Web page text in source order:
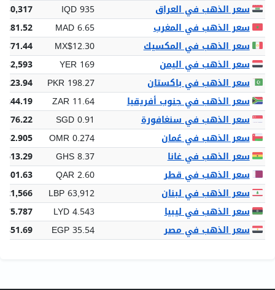
سعر الذهب في العراق
IQD 935
سعر الذهب في المغرب
MAD 6.65
سعر الذهب في المكسيك
MX$12.30
سعر الذهب في اليمن
YER 169
32,593
سعر الذهب في باكستان
PKR 198.27
سعر الذهب في جنوب أفريقيا
ZAR 11.64
سعر الذهب في سنغافورة
SGD 0.91
176.22
سعر الذهب في عُمان
OMR 0.274
52.905
سعر الذهب في غانا
GHS 8.37
سعر الذهب في قطر
QAR 2.60
501.63
سعر الذهب في لبنان
LBP 63,912
سعر الذهب في ليبيا
LYD 4.543
سعر الذهب في مصر
EGP 35.54